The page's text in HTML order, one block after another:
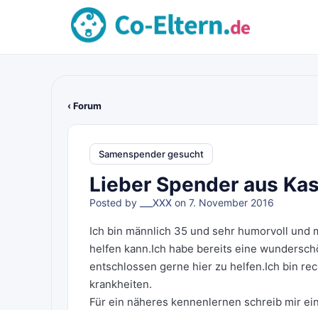
‹ Forum
Samenspender gesucht
Lieber Spender aus
Posted by ___XXX on 7. November 2016
Ich bin männlich 35 und sehr humorvoll und
helfen kann.Ich habe bereits eine
entschlossen gerne hier zu helfen.Ich bin
krankheiten.
Für ein näheres kennenlernen schreib mir